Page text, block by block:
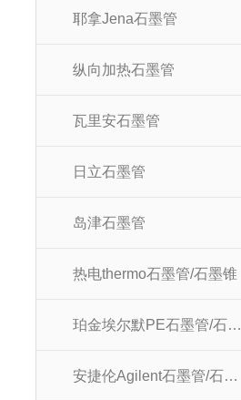
耶拿Jena石墨管
纵向加热石墨管
瓦里安石墨管
日立石墨管
岛津石墨管
热电thermo石墨管/石墨锥
珀金埃尔默PE石墨管/石墨锥
安捷伦Agilent石墨管/石墨锥